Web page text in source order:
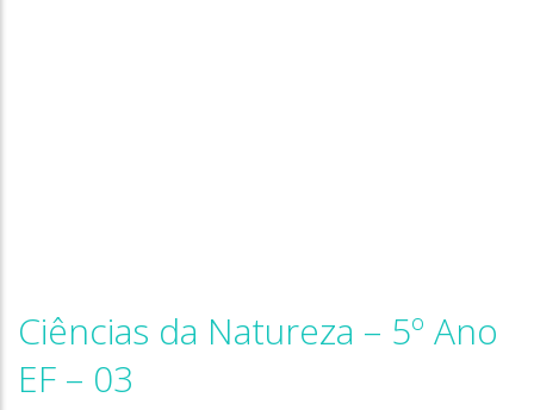
Ciências da Natureza – 5º Ano
EF – 03